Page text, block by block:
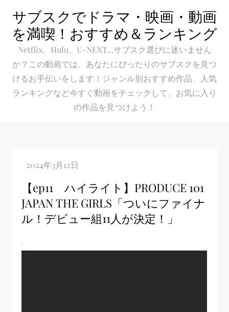
content
サブスクでドラマ・映画・動画
を満喫！おすすめ＆ランキング
Netflix、Hulu、U-NEXT…サブスク選びに迷いません
か？この動画では、あなたにぴったりのサブスクを見つ
けるお手伝いをします！ジャンル別おすすめ作品、人気
ランキングなど今すぐ動画をチェックして、お気に入り
の作品を見つけよう！
【ep11 ハイライト】PRODUCE 101
JAPAN THE GIRLS「ついにファイナ
ル！デビュー組11人が決定！」